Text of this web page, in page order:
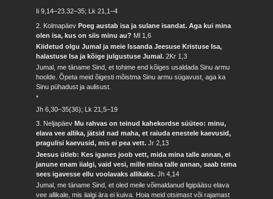
Ii 9,14–23.32–35; Lk 21,1–4
2. KolmapäevPoeg austab isa ja sulane isandat. Aga kui mina
olen isa, kus on siis minu au? Ml 1,6
Kiidetud olgu Jumal ja meie Issanda Jeesuse Kristuse Isa,
halastuse Isa ja kõige julgustuse Jumal.2Kr 1,3
Jumal, me täname Sind, et tohime end kõiges usaldada Sinu armu
hoolde. Õpeta meid õigesti mõistma Sinu armu sügavust, aga ka
Sinu pühadust ja aulisust.
*
Jh 6,30–35(36); Lk 21,5–19
3. Neljapäev Mu rahvas on teinud kahekordse süüteo: minu,
elava vee allika, jätsid nad maha, et raiuda enestele kaevusid,
pragulisi kaevusid, mis ei pea vett.Jr 2,13
Jeesus ütleb: Kes iganes joob vett, mida mina talle annan, ei
janune enam iialgi, vaid vesi, mille mina talle annan, saab tema
sees igavesse ellu voolavaks allikaks.Jh 4,14
Jumal, me täname Sind, et oled meile võimaldanud ligipääsu elava
vee allikale, mis iialgi ära ei kuiva. Hoia meid otsimast või rajamast